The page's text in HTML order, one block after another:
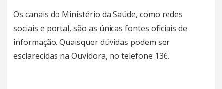
Os canais do Ministério da Saúde, como redes
sociais e portal, são as únicas fontes oficiais de
informação. Quaisquer dúvidas podem ser
esclarecidas na Ouvidora, no telefone 136.